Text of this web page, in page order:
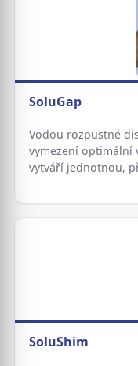
SoluGap
Vodou rozpustné
vymezení optimální
vytváří jednotnou,
SoluShim